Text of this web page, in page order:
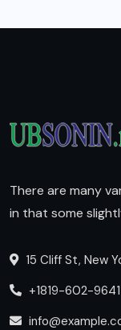
There are many
in that some
15 Cliff St, New
+1819-602-9641